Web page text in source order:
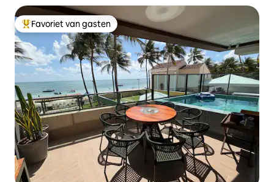
Topfavoriet van gasten
Favoriet van gasten